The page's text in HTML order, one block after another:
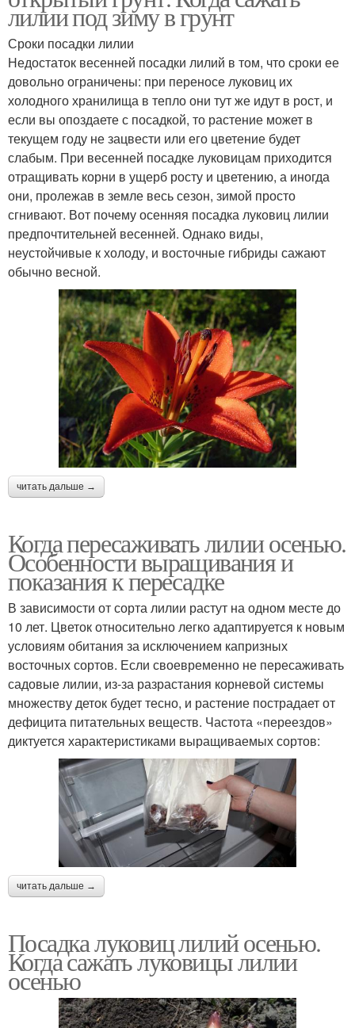
лилии под зиму в грунт
Сроки посадки лилии
Недостаток весенней посадки лилий в том, что сроки ее
довольно ограничены: при переносе луковиц их
холодного хранилища в тепло они тут же идут в рост, и
если вы опоздаете с посадкой, то растение может в
текущем году не зацвести или его цветение будет
слабым. При весенней посадке луковицам приходится
отращивать корни в ущерб росту и цветению, а иногда
они, пролежав в земле весь сезон, зимой просто
сгнивают. Вот почему осенняя посадка луковиц лилии
предпочтительней весенней. Однако виды,
неустойчивые к холоду, и восточные гибриды сажают
обычно весной.
читать дальше →
Когда пересаживать лилии осенью.
Особенности выращивания и
показания к пересадке
В зависимости от сорта лилии растут на одном месте до
10 лет. Цветок относительно легко адаптируется к новым
условиям обитания за исключением капризных
восточных сортов. Если своевременно не пересаживать
садовые лилии, из-за разрастания корневой системы
множеству деток будет тесно, и растение пострадает от
дефицита питательных веществ. Частота «переездов»
диктуется характеристиками выращиваемых сортов:
читать дальше →
Посадка луковиц лилий осенью.
Когда сажать луковицы лилии
осенью